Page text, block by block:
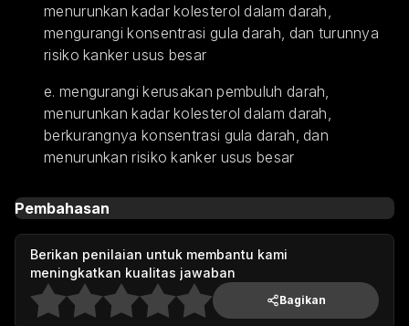
menurunkan kadar kolesterol dalam darah,
mengurangi konsentrasi gula darah, dan turunnya
risiko kanker usus besar
e. mengurangi kerusakan pembuluh darah,
menurunkan kadar kolesterol dalam darah,
berkurangnya konsentrasi gula darah, dan
menurunkan risiko kanker usus besar
Pembahasan
Berikan penilaian untuk membantu kami
meningkatkan kualitas jawaban
Bagikan